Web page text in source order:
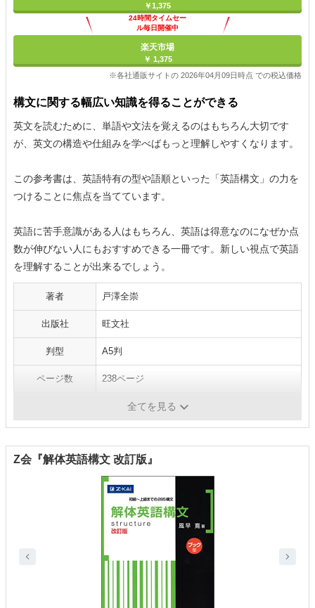
￥1,375
24時間タイムセー
ル毎日開催中
楽天市場
￥ 1,375
※各社通販サイトの 2026年04月09日時点 での税込価格
構文に関する幅広い知識を得ることができる
英文を読むために、単語や文法を覚えるのはもちろん大切です
が、英文の構造や仕組みを学べばもっと理解しやすくなります。
この参考書は、英語特有の型や語順といった「英語構文」の力を
つけることに焦点を当てています。
英語に苦手意識がある人はもちろん、英語は得意なのになぜか点
数が伸びない人にもおすすめできる一冊です。新しい視点で英語
を理解することが出来るでしょう。
著者 戸澤全崇
出版社 旺文社
判型 A5判
ページ数 238ページ
2015/9/25全てを見る
Z会『解体英語構文 改訂版』